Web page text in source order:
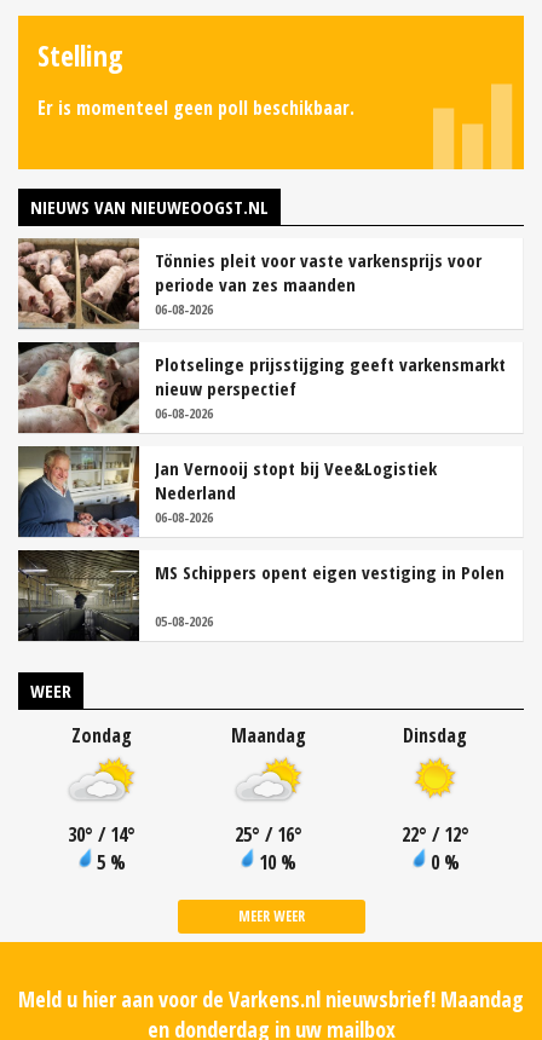
Stelling
Er is momenteel geen poll beschikbaar.
NIEUWS VAN NIEUWEOOGST.NL
Tönnies pleit voor vaste varkensprijs voor
periode van zes maanden
06-08-2026
Plotselinge prijsstijging geeft varkensmarkt
nieuw perspectief
06-08-2026
Jan Vernooij stopt bij Vee&Logistiek
Nederland
06-08-2026
MS Schippers opent eigen vestiging in Polen
05-08-2026
WEER
Zondag
30° / 14°
5 %
Maandag
25° / 16°
10 %
Dinsdag
22° / 12°
0 %
MEER WEER
Meld u hier aan voor de Varkens.nl nieuwsbrief! Maandag
en donderdag in uw mailbox